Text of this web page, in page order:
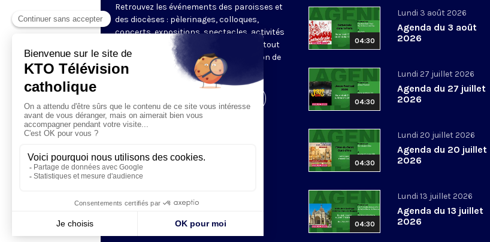
Retrouvez les événements des paroisses et
des diocèses : pèlerinages, colloques,
concerts, expositions, spectacles, activités
pour les enfants. Des rendez-vous partout
en France sélectionnés par la rédaction de
KTO.
04:30
Lundi 3 août 2026
Agenda du 3 août
2026
04:30
Lundi 27 juillet 2026
Agenda du 27 juillet
2026
04:30
Lundi 20 juillet 2026
Agenda du 20 juillet
2026
04:30
Lundi 13 juillet 2026
Agenda du 13 juillet
2026